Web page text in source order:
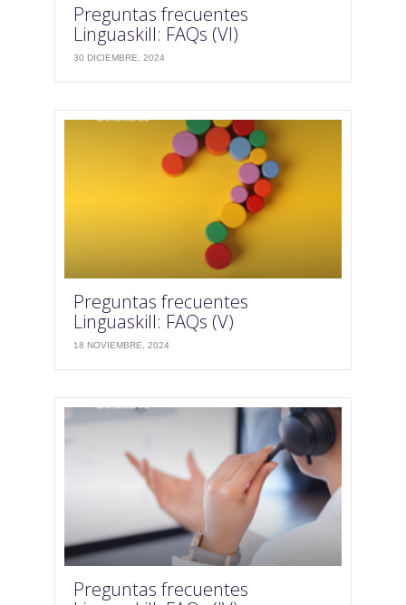
Preguntas frecuentes
Linguaskill: FAQs (VI)
30 DICIEMBRE, 2024
Preguntas frecuentes
Linguaskill: FAQs (V)
18 NOVIEMBRE, 2024
Preguntas frecuentes